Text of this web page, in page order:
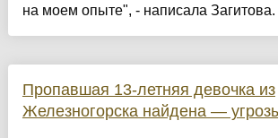
на моем опыте", - написала Загитова.
Пропавшая 13-летняя девочка из
Железногорска найдена —